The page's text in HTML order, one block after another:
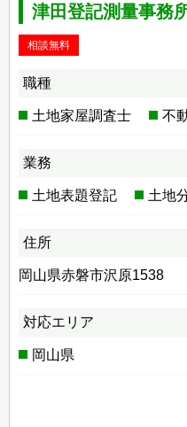
津田登記測量事務
相談無料
職種
土地家屋調査士 不
業務
土地表題登記 土地
住所
岡山県赤磐市沢原1538
対応エリア
岡山県